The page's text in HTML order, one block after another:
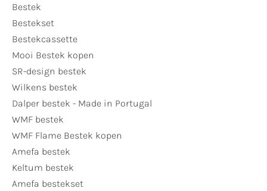
Bestek
Bestekset
Bestekcassette
Mooi Bestek kopen
SR-design bestek
Wilkens bestek
Dalper bestek - Made in Portugal
WMF bestek
WMF Flame Bestek kopen
Amefa bestek
Keltum bestek
Amefa bestekset